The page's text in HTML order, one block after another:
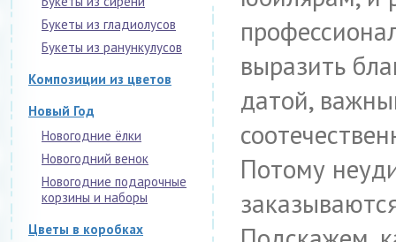
Букеты из гладиолусов
Букеты из ранункулусов
Композиции из цветов
Новый Год
Новогодние ёлки
Новогодний венок
Новогодние подарочные
корзины и наборы
Цветы в коробках
выразить
датой,
Потому